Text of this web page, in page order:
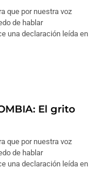
que por nuestra voz
de hablar
una declaración leída en
El grito
que por nuestra voz
de hablar
una declaración leída en